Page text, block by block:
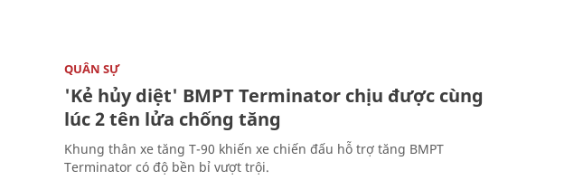
QUÂN SỰ
'Kẻ hủy diệt' BMPT Terminator chịu được cùng
lúc 2 tên lửa chống tăng
Khung thân xe tăng T-90 khiến xe chiến đấu hỗ trợ tăng BMPT
Terminator có độ bền bỉ vượt trội.